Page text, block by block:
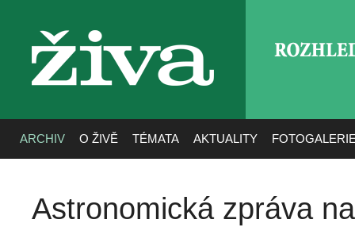
živa
ARCHIV O ŽIVĚ TÉMATA AKTUALITY
Astronomická zpráva